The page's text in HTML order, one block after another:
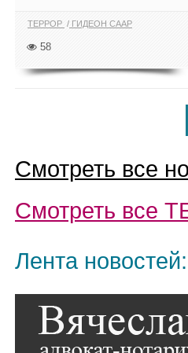
ТЕРРОР ГИДЕОН СААР
58
Смотреть все
Смотреть все
Лента новостей: